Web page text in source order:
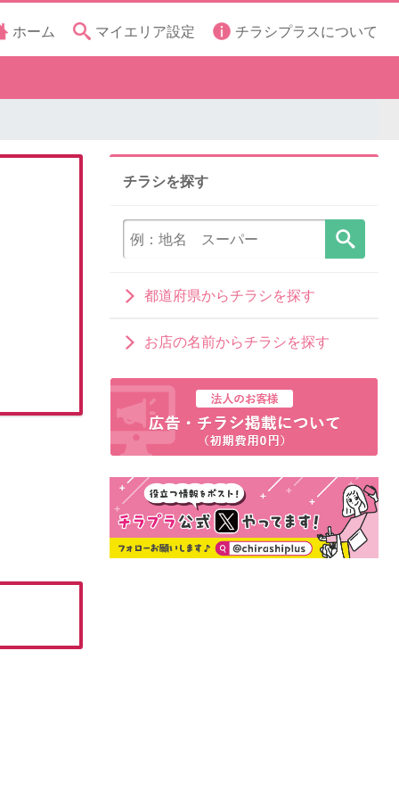
ホーム マイエリア設定 チラシプラスについて
チラシを探す
都道府県からチラシを探す
お店の名前からチラシを探す